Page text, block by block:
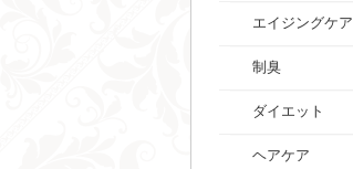
エイジングケア
制臭
ダイエット
ヘアケア